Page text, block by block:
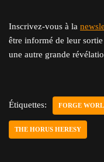
Inscrivez-vous à la
être informé de leur
une autre grande
Étiquettes: FORGE
THE HORUS HERESY